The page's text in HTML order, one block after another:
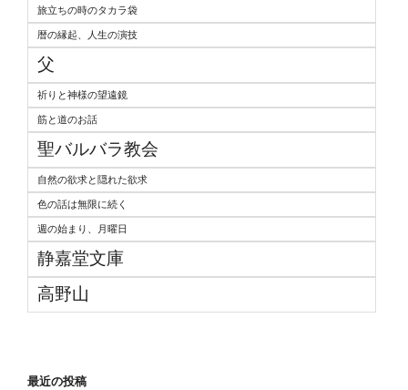
旅立ちの時のタカラ袋
暦の縁起、人生の演技
父
祈りと神様の望遠鏡
筋と道のお話
聖バルバラ教会
自然の欲求と隠れた欲求
色の話は無限に続く
週の始まり、月曜日
静嘉堂文庫
高野山
最近の投稿